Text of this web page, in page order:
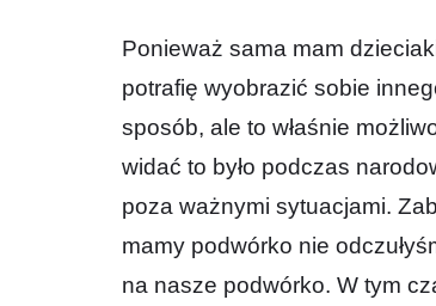
Ponieważ sama mam
potrafię wyobrazić sobie
sposób, ale to właśnie
widać to było podczas
poza ważnymi sytuacjami.
mamy podwórko nie
na nasze podwórko. W tym